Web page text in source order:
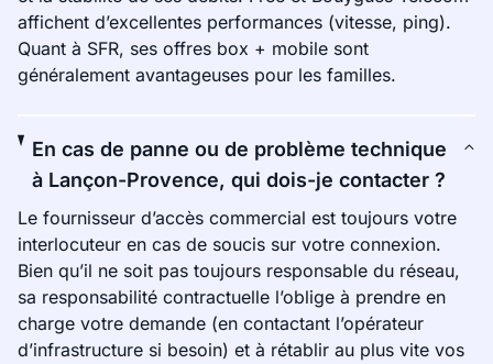
affichent d’excellentes performances (vitesse, ping).
Quant à SFR, ses offres box + mobile sont
généralement avantageuses pour les familles.
En cas de panne ou de problème technique
à Lançon-Provence, qui dois-je contacter ?
Le fournisseur d’accès commercial est toujours votre
interlocuteur en cas de soucis sur votre connexion.
Bien qu’il ne soit pas toujours responsable du réseau,
sa responsabilité contractuelle l’oblige à prendre en
charge votre demande (en contactant l’opérateur
d’infrastructure si besoin) et à rétablir au plus vite vos